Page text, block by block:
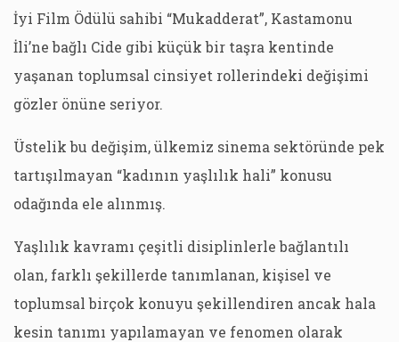
İyi Film Ödülü sahibi “Mukadderat”, Kastamonu
İli’ne bağlı Cide gibi küçük bir taşra kentinde
yaşanan toplumsal cinsiyet rollerindeki değişimi
gözler önüne seriyor.
Üstelik bu değişim, ülkemiz sinema sektöründe pek
tartışılmayan “kadının yaşlılık hali” konusu
odağında ele alınmış.
Yaşlılık kavramı çeşitli disiplinlerle bağlantılı
olan, farklı şekillerde tanımlanan, kişisel ve
toplumsal birçok konuyu şekillendiren ancak hala
kesin tanımı yapılamayan ve fenomen olarak